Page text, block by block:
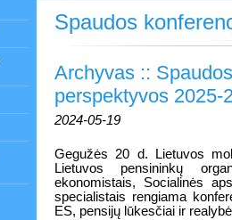
Spaudos
Archyvas ::
perspektyvos 2025-
2024-05-19
Gegužės 20 d. Lietuvos
Lietuvos pensininkų
ekonomistais, Socialinės
specialistais rengiama
ES, pensijų lūkesčiai ir